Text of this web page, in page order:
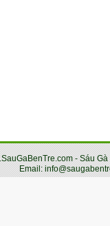
- Sáu
Email: